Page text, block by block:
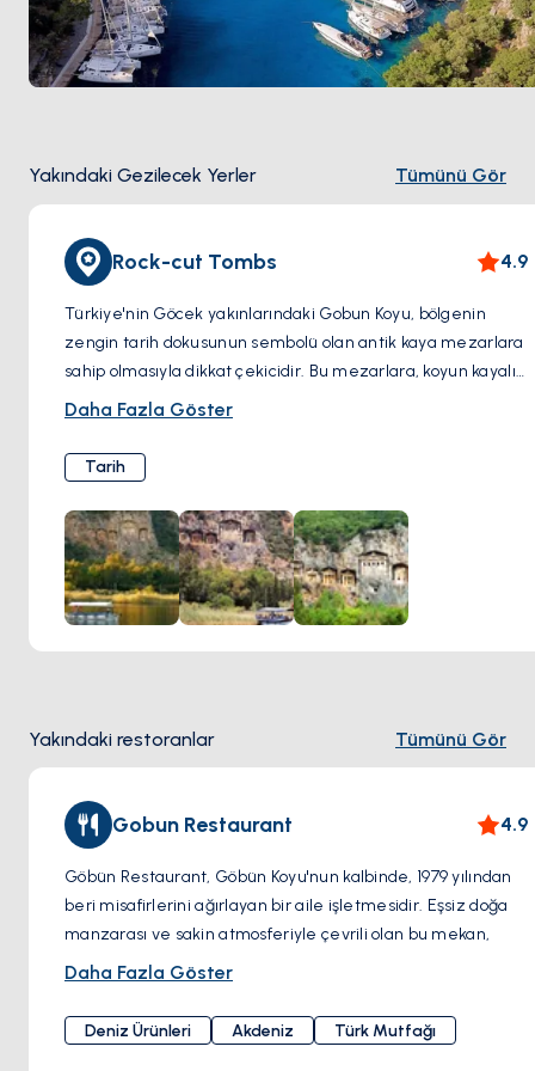
Yakındaki Gezilecek Yerler Tümünü Gör
Rock-cut Tombs 4.9
Türkiye'nin Göcek yakınlarındaki Gobun Koyu, bölgenin
zengin tarih dokusunun sembolü olan antik kaya mezarlara
sahip olmasıyla dikkat çekicidir. Bu mezarlara, koyun kayalık
uçurumlarına doğrudan oyulmuş olanlar, bölgenin eski
Gobun Koyu'nu ziyaret etmek, sadece doğal güzelliğinden
keyif alma fırsatı sunmakla kalmaz, aynı zamanda bu
mezarlar, geçmişe eşsiz ve somut bir bağlantı sağladığı için
tarihin gizemlerine dalmak anlamına gelir. Gobun Koyu'nun
manzara güzelliği içindeki bu tarihi alanların varlığı, doğal
ihtişam ile tarihi merak arasında ilginç bir karışım oluşturur.
Daha Fazla Göster
Tarih
Yakındaki restoranlar Tümünü Gör
Gobun Restaurant 4.9
Göbün Restaurant, Göbün Koyu'nun kalbinde, 1979 yılından
beri misafirlerini ağırlayan bir aile işletmesidir. Eşsiz doğa
manzarası ve sakin atmosferiyle çevrili olan bu mekan,
Türk ve Akdeniz mutfağından taze ve lezzetli bir menü
Restaurantıniki iskelesibulunuyor. Koyun açıklarına demir
atıp botla kıyıya ulaşabilir veya restoran iskelesine
Daha Fazla Göster
Deniz Ürünleri Akdeniz Türk Mutfağı